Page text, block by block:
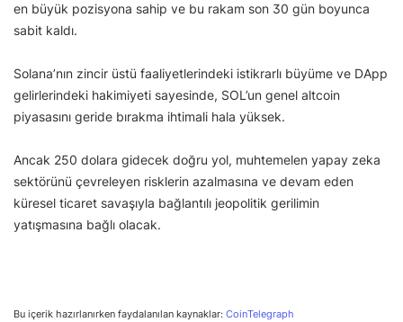
en büyük pozisyona sahip ve bu rakam son 30 gün boyunca
sabit kaldı.
Solana’nın zincir üstü faaliyetlerindeki istikrarlı büyüme ve DApp
gelirlerindeki hakimiyeti sayesinde, SOL’un genel altcoin
piyasasını geride bırakma ihtimali hala yüksek.
Ancak 250 dolara gidecek doğru yol, muhtemelen yapay zeka
sektörünü çevreleyen risklerin azalmasına ve devam eden
küresel ticaret savaşıyla bağlantılı jeopolitik gerilimin
yatışmasına bağlı olacak.
Bu içerik hazırlanırken faydalanılan kaynaklar: CoinTelegraph